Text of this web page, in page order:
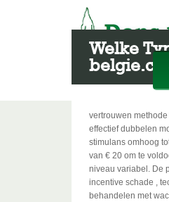
Welke
vertrouwen
effectief dubbelen
stimulans omhoog
van € 20 om te
niveau variabel. De
incentive schade ,
behandelen met